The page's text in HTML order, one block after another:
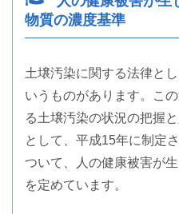
物質の濃度基準
土壌汚染に関する法律とし
いうものがあります。こ
る土壌汚染の状況の把握
として、平成15年に制定
ついて、人の健康被害が
を定めています。